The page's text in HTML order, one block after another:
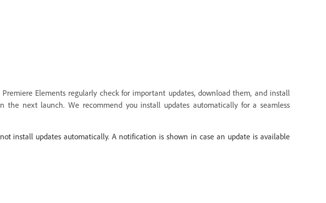
Elements regularly check for important updates, download them, and install
next launch. We recommend you install updates automatically for a seamless
install updates automatically. A notification is shown in case an update is available